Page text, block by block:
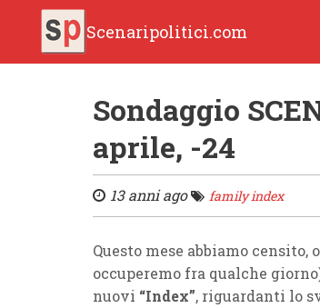
Scenaripolitici.com
Sondaggio
aprile, -24
13 anni ago family index
Questo mese abbiamo censito,
occuperemo fra qualche
nuovi “Index”, riguardanti lo